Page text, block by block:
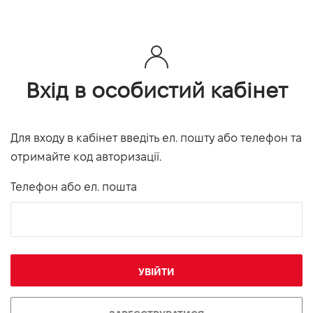
Вхід в особистий кабінет
Для входу в кабінет введіть ел. пошту або телефон та
отримайте код авторизації.
Телефон або ел. пошта
УВІЙТИ